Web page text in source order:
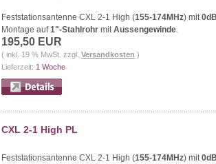
Feststationsantenne CXL 2-1 High (155-174MHz) mit
Montage auf1"-Stahlrohr mitAussengewinde.
195,50 EUR
( inkl. 19 % MwSt. zzgl. Versandkosten )
Lieferzeit: 1 Woche
CXL 2-1 High PL
Feststationsantenne CXL 2-1 High (155-174MHz) mit